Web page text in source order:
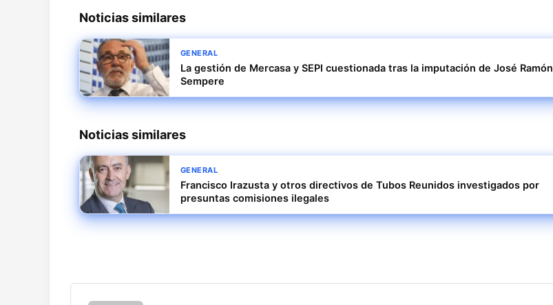
Noticias similares
GENERAL
La gestión de Mercasa y SEPI cuestionada tras la imputación de José Ramón
Sempere
Noticias similares
GENERAL
Francisco Irazusta y otros directivos de Tubos Reunidos investigados por
presuntas comisiones ilegales